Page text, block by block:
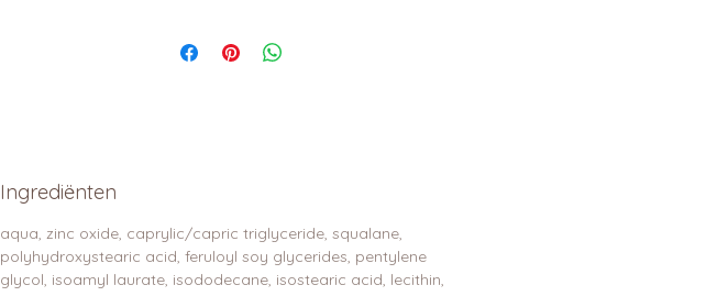
Ingrediënten
aqua, zinc oxide, caprylic/capric triglyceride, squalane,
polyhydroxystearic acid, feruloyl soy glycerides, pentylene
glycol, isoamyl laurate, isododecane, isostearic acid, lecithin,